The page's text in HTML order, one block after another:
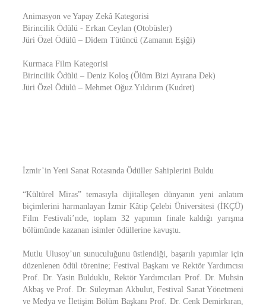
Animasyon ve Yapay Zekâ Kategorisi
Birincilik Ödülü - Erkan Ceylan (Otobüsler)
Jüri Özel Ödülü – Didem Tütüncü (Zamanın Eşiği)
Kurmaca Film Kategorisi
Birincilik Ödülü – Deniz Koloş (Ölüm Bizi Ayırana Dek)
Jüri Özel Ödülü – Mehmet Oğuz Yıldırım (Kudret)
İzmir’in Yeni Sanat Rotasında Ödüller Sahiplerini Buldu
“Kültürel Miras” temasıyla dijitalleşen dünyanın yeni anlatım
biçimlerini harmanlayan İzmir Kâtip Çelebi Üniversitesi (İKÇÜ)
Film Festivali’nde, toplam 32 yapımın finale kaldığı yarışma
bölümünde kazanan isimler ödüllerine kavuştu.
Mutlu Ulusoy’un sunuculuğunu üstlendiği, başarılı yapımlar için
düzenlenen ödül törenine; Festival Başkanı ve Rektör Yardımcısı
Prof. Dr. Yasin Bulduklu, Rektör Yardımcıları Prof. Dr. Muhsin
Akbaş ve Prof. Dr. Süleyman Akbulut, Festival Sanat Yönetmeni
ve Medya ve İletişim Bölüm Başkanı Prof. Dr. Cenk Demirkıran,